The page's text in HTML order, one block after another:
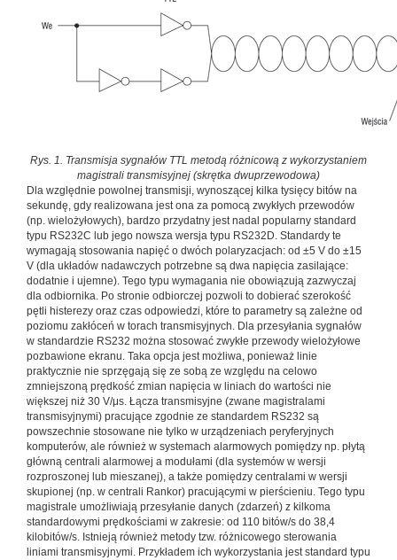
Rys. 1. Transmisja sygnałów TTL metodą różnicową z wykorzystaniem
magistrali transmisyjnej (skrętka dwuprzewodowa)
Dla względnie powolnej transmisji, wynoszącej kilka tysięcy bitów na
sekundę, gdy realizowana jest ona za pomocą zwykłych przewodów
(np. wielożyłowych), bardzo przydatny jest nadal popularny standard
typu RS232C lub jego nowsza wersja typu RS232D. Standardy te
wymagają stosowania napięć o dwóch polaryzacjach: od ±5 V do ±15
V (dla układów nadawczych potrzebne są dwa napięcia zasilające:
dodatnie i ujemne). Tego typu wymagania nie obowiązują zazwyczaj
dla odbiornika. Po stronie odbiorczej pozwoli to dobierać szerokość
pętli histerezy oraz czas odpowiedzi, które to parametry są zależne od
poziomu zakłóceń w torach transmisyjnych. Dla przesyłania sygnałów
w standardzie RS232 można stosować zwykłe przewody wielożyłowe
pozbawione ekranu. Taka opcja jest możliwa, ponieważ linie
praktycznie nie sprzęgają się ze sobą ze względu na celowo
zmniejszoną prędkość zmian napięcia w liniach do wartości nie
większej niż 30 V/μs. Łącza transmisyjne (zwane magistralami
transmisyjnymi) pracujące zgodnie ze standardem RS232 są
powszechnie stosowane nie tylko w urządzeniach peryferyjnych
komputerów, ale również w systemach alarmowych pomiędzy np. płytą
główną centrali alarmowej a modułami (dla systemów w wersji
rozproszonej lub mieszanej), a także pomiędzy centralami w wersji
skupionej (np. w centrali Rankor) pracującymi w pierścieniu. Tego typu
magistrale umożliwiają przesyłanie danych (zdarzeń) z kilkoma
standardowymi prędkościami w zakresie: od 110 bitów/s do 38,4
kilobitów/s. Istnieją również metody tzw. różnicowego sterowania
liniami transmisyjnymi. Przykładem ich wykorzystania jest standard typu